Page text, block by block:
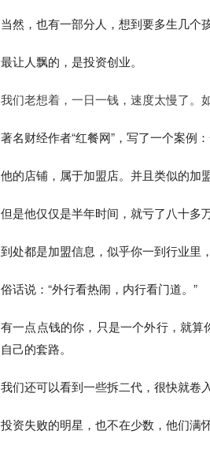
当然，也有一部分人，想到要多生几个
最让人飘的，是投资创业。
我们老想着，一日一钱，速度太慢了。
著名财经作者“红餐网”，写了一个案例
他的店铺，属于加盟店。并且类似的加
但是他仅仅是半年时间，就亏了八十多
到处都是加盟信息，似乎你一到行业里
俗话说：“外行看热闹，内行看门道。”
有一点点钱的你，只是一个外行，就
自己的套路。
我们还可以看到一些拆二代，很快就卷
投资失败的明星，也不在少数，他们满